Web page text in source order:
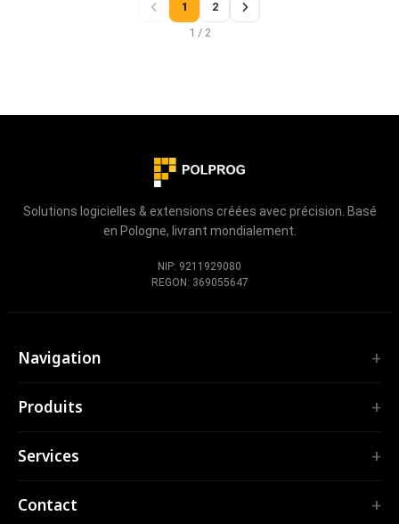
1
2
1 / 2
Solutions logicielles & extensions créées avec précision. Basé
en Pologne, livrant mondialement.
NIP: 9211929080
REGON: 369055647
Navigation
Services
Produits
TubePilot
Toutes les extensions →
Services
Applications web
Contact